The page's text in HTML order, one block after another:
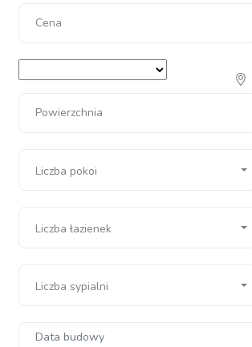
Cena
Powierzchnia
Liczba pokoi
Liczba łazienek
Liczba sypialni